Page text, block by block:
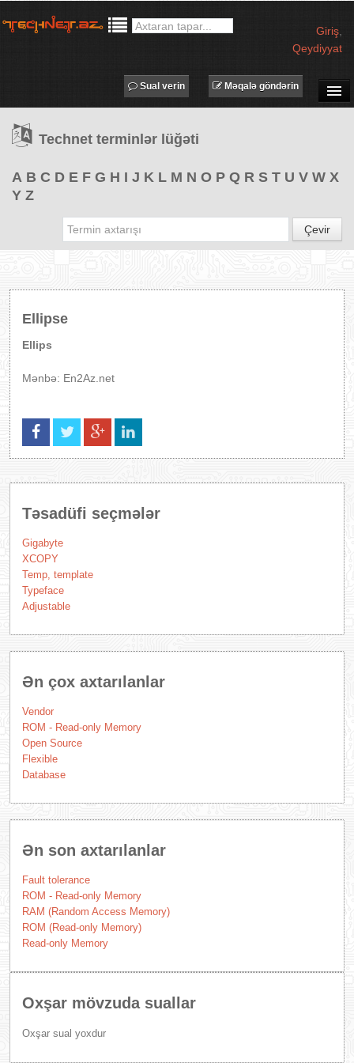
Giriş
Qeydiyyat
TƏDBİRLƏR
PROQRAMLAR
Məqalə göndərin
Sual verin
Technet terminlər lüğəti
A B C D E F G H I J K L M N O P Q R S T U V W X
Y Z
Çevir
Ellipse
Ellips
Mənbə: En2Az.net
Təsadüfi seçmələr
Gigabyte
XCOPY
Temp, template
Typeface
Adjustable
Ən çox axtarılanlar
Vendor
ROM - Read-only Memory
Open Source
Flexible
Database
Ən son axtarılanlar
Fault tolerance
ROM - Read-only Memory
RAM (Random Access Memory)
ROM (Read-only Memory)
Read-only Memory
Oxşar mövzuda suallar
Oxşar sual yoxdur